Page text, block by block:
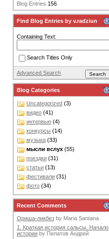
Blog Entries 156
Find Blog Entries by v.radziun
Containing Text:
Search Titles Only
Advanced Search
Blog Categories
Uncategorized (3)
видео (41)
интервью (4)
конкурсы (14)
музыка (33)
мысли вслух (55)
поездки (31)
статьи (13)
фестивали (31)
фото (34)
Recent Comments
Ориша-ликбез by Maria Santana
1. Краткая история сальсы. Начало
истории by Пилатов Андрей